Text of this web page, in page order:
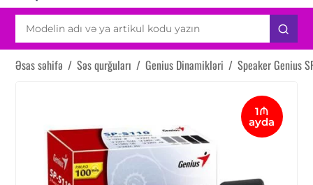
Əsas səhifə / Səs qurğuları / Genius Dinamikləri / Speaker Genius
1₼
ayda